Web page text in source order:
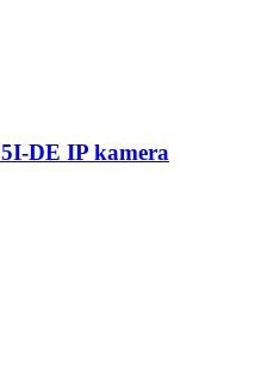
DE IP kamera